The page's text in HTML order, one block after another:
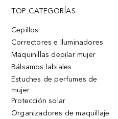
TOP CATEGORÍAS
Cepillos
Correctores e Iluminadores
Maquinillas depilar mujer
Bálsamos labiales
Estuches de perfumes de
mujer
Protección solar
Organizadores de maquillaje